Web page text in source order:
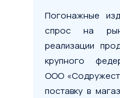
Погонажные
спрос на
реализации
крупного
ООО
поставку в
сделки
лизинга*
Тип имущества